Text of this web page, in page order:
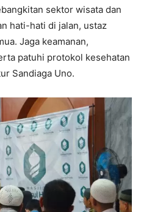
sektor wisata dan
hati-hati di jalan, ustaz
Jaga keamanan,
patuhi protokol kesehatan
Sandiaga Uno.